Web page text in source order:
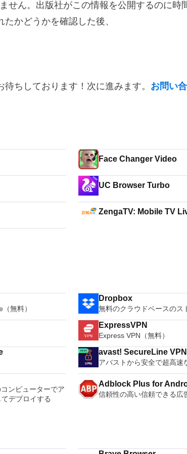
せん。出版社がこの情報を公開するのに時
かどうかを確認した後、
ちしております！次に進みます。 お問い
Face Changer Video
UC Browser Turbo
ZengaTV: Mobile TV
無料）
Dropbox
無料のクラウドベースのス
ExpressVPN
Express VPN（無料）
avast! SecureLine VPN
アバストから安全で超高速
ンピューターでア
デプロイする
Adblock Plus for
信頼性の高い信頼できる広